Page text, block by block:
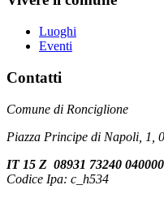
Luoghi
Eventi
Contatti
Comune di Ronciglione
Piazza Principe di Napoli, 1,
IT 15 Z 08931 73240
Codice Ipa: c_h534